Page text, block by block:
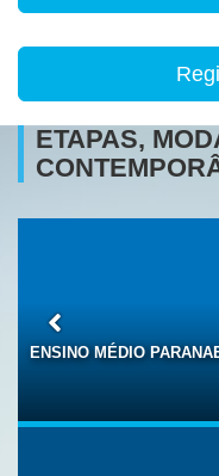
ETAPAS,
ENSINO MÉDIO